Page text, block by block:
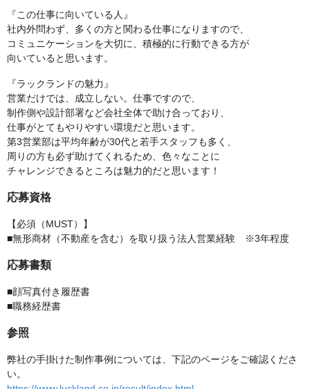
『この仕事に向いている人』
社内外問わず、多くの方と関わる仕事になりますので、
コミュニケーションを大切に、積極的に行動できる方が
向いていると思います。
『ラックランドの魅力』
営業だけでは、成立しない。仕事ですので、
制作側や設計部署など会社全体で助け合っており、
仕事がとてもやりやすい環境だと思います。
第3営業部は平均年齢が30代と若手スタッフも多く、
周りの方も必ず助けてくれるため、色々なことに
チャレンジできるところは魅力的だと思います！
応募資格
【必須（MUST）】
■無形商材（不動産を含む）を取り扱う法人営業経験 ※3年程度
応募書類
■顔写真付き履歴書
■職務経歴書
参照
弊社の手掛けた制作事例については、下記のページをご確認くださ
い。